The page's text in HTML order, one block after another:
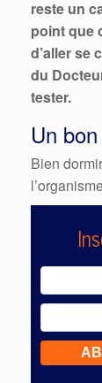
reste un
point que
d’aller se
du
tester.
Un
Bien